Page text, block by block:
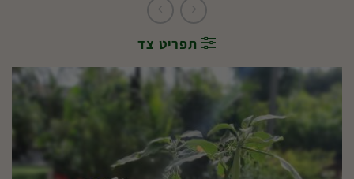
תפריט צד